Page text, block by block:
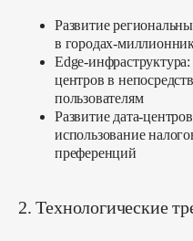
Развитие
в городах-
Edge-инфраструктура:
центров в
пользователям
Развитие дата-
использование
преференций
2. Технологические
вверх ↑